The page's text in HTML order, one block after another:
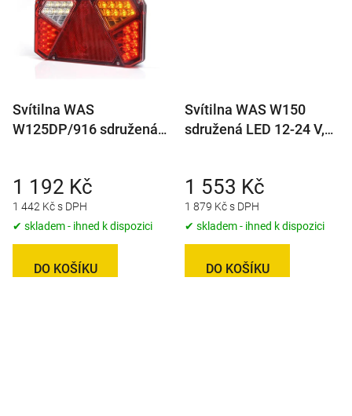
Svítilna WAS
W125DP/916 sdružená
1 442 Kč s DPH
1 192 Kč
✔ skladem - ihned k dispozici
DO KOŠÍKU
Svítilna WAS W150
sdružená LED 12-24 V,
1 879 Kč s DPH
1 553 Kč
✔ skladem - ihned k dispozici
DO KOŠÍKU